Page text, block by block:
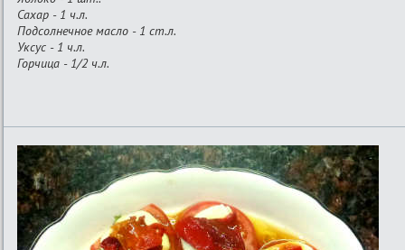
Сахар - 1 ч.л.
Подсолнечное масло - 1 ст.л.
Уксус - 1 ч.л.
Горчица - 1/2 ч.л.